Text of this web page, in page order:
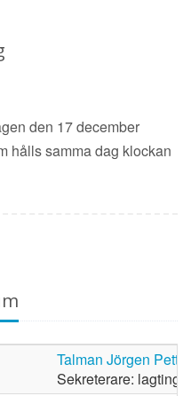
den 17 december
hålls samma dag klockan
Talman Jörgen
Sekreterare: